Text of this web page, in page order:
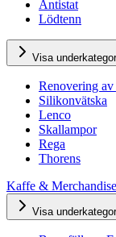
Antistat
Lödtenn
Visa
Renovering
Silikonvätska
Lenco
Skallampor
Rega
Thorens
Kaffe & Merchandise
Visa